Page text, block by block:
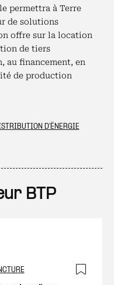
permettra à Terre
de solutions
offre sur la location
de tiers
au financement, en
de production
D'ÉNERGIE
BTP